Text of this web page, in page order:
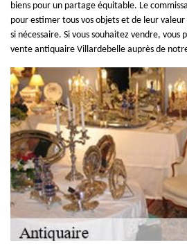
biens pour un partage équitable. Le
pour estimer tous vos objets et de leur
si nécessaire. Si vous souhaitez vendre, vous
vente antiquaire Villardebelle auprès de